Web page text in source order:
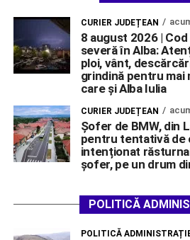
CURIER JUDEȚEAN
8 august 2026 |
severă în Alba:
ploi, vânt,
grindină pentru
care și Alba Iulia
CURIER JUDEȚEAN
Șofer de BMW, din
pentru tentativă de
intenționat
șofer, pe un drum
POLITICĂ
POLITICĂ